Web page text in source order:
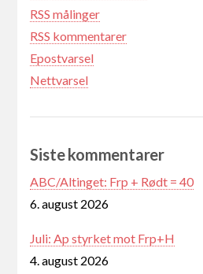
RSS målinger
RSS kommentarer
Epostvarsel
Nettvarsel
Siste kommentarer
ABC/Altinget: Frp + Rødt = 40
6. august 2026
Juli: Ap styrket mot Frp+H
4. august 2026